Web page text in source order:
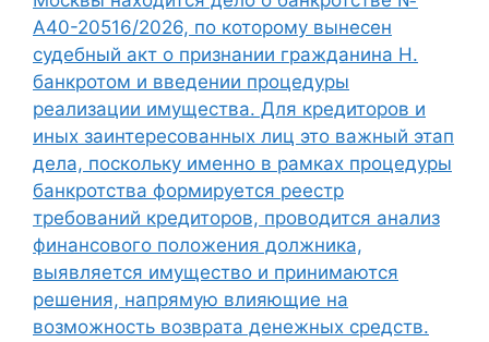
А40-20516/2026, по которому вынесен
судебный акт о признании гражданина Н.
банкротом и введении процедуры
реализации имущества. Для кредиторов и
иных заинтересованных лиц это важный этап
дела, поскольку именно в рамках процедуры
банкротства формируется реестр
требований кредиторов, проводится анализ
финансового положения должника,
выявляется имущество и принимаются
решения, напрямую влияющие на
возможность возврата денежных средств.